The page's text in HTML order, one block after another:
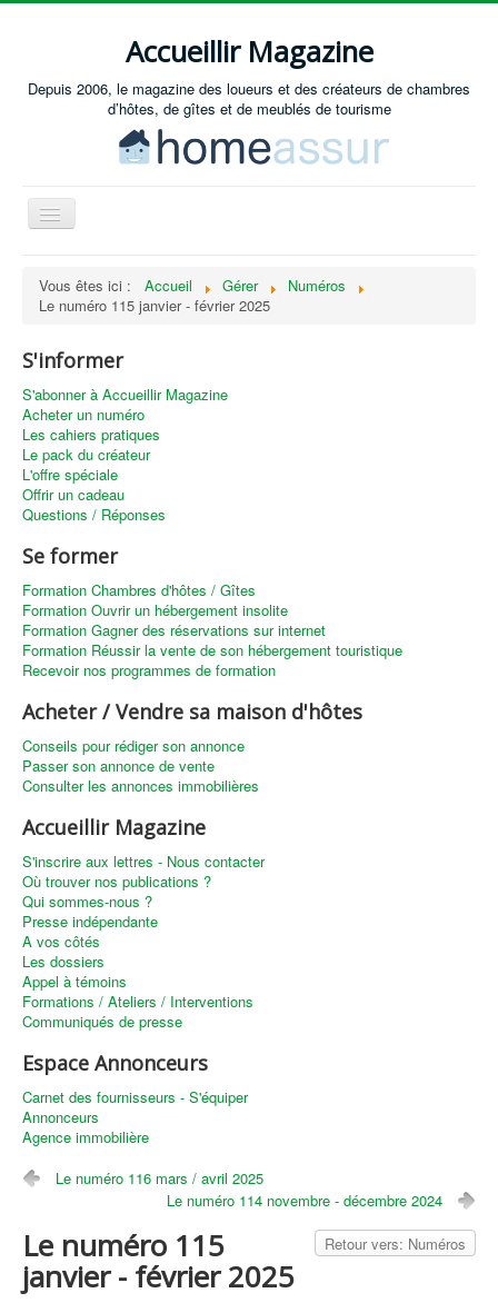
Accueillir Magazine
Depuis 2006, le magazine des loueurs et des créateurs de chambres
d’hôtes, de gîtes et de meublés de tourisme
Basculer
Créer / Ouvrir
Annonces immobilières
Recevoir les annonces immobilières / Nous contacter
Vous êtes ici : Accueil Gérer
Numéros
Le numéro 115 janvier - février 2025
S'informer
S'abonner à Accueillir Magazine
Acheter un numéro
Les cahiers pratiques
Le pack du créateur
L'offre spéciale
Offrir un cadeau
Questions / Réponses
Se former
Formation Chambres d'hôtes / Gîtes
Formation Ouvrir un hébergement insolite
Formation Gagner des réservations sur internet
Formation Réussir la vente de son hébergement touristique
Recevoir nos programmes de formation
Acheter / Vendre sa maison d'hôtes
Conseils pour rédiger son annonce
Passer son annonce de vente
Consulter les annonces immobilières
Accueillir Magazine
S'inscrire aux lettres - Nous contacter
Où trouver nos publications ?
Qui sommes-nous ?
Presse indépendante
A vos côtés
Les dossiers
Appel à témoins
Formations / Ateliers / Interventions
Communiqués de presse
Espace Annonceurs
Carnet des fournisseurs - S'équiper
Annonceurs
Agence immobilière
Le numéro 116 mars / avril 2025
Le numéro 114 novembre - décembre 2024
Retour vers: Numéros
Le numéro 115
janvier - février 2025